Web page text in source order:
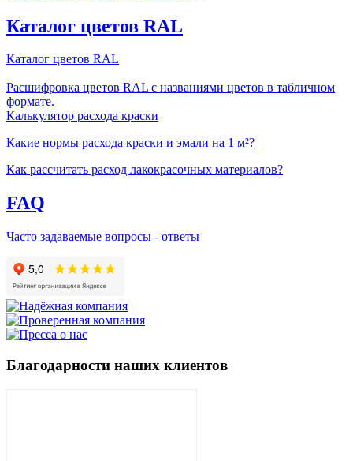
Каталог цветов RAL
Каталог цветов RAL
Расшифровка цветов RAL с названиями цветов в табличном
формате.
Калькулятор расхода краски
Какие нормы расхода краски и эмали на 1 м²?
Как рассчитать расход лакокрасочных материалов?
FAQ
Часто задаваемые вопросы - ответы
Благодарности наших клиентов